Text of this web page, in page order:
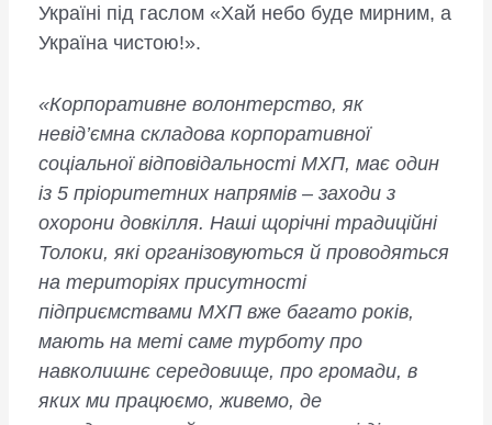
Україні під гаслом «Хай небо буде мирним, а
Україна чистою!».
«Корпоративне волонтерство, як
невід’ємна складова корпоративної
соціальної відповідальності МХП, має один
із 5 пріоритетних напрямів – заходи з
охорони довкілля. Наші щорічні традиційні
Толоки, які організовуються й проводяться
на територіях присутності
підприємствами МХП вже багато років,
мають на меті саме турботу про
навколишнє середовище, про громади, в
яких ми працюємо, живемо, де